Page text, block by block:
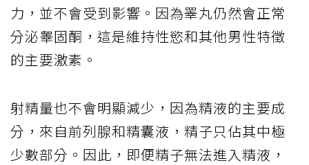
力，並不會受到影響。因為睪丸仍然會正常
分泌睾固酮，這是維持性慾和其他男性特徵
的主要激素。
射精量也不會明顯減少，因為精液的主要成
分，來自前列腺和精囊液，精子只佔其中極
少數部分。因此，即便精子無法進入精液，